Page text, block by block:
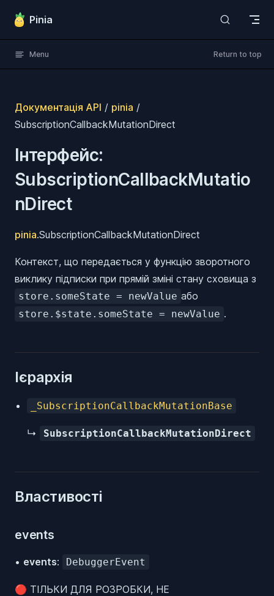
Skip to content
Pinia
Menu Return to top
Документація API / pinia /
SubscriptionCallbackMutationDirect
Інтерфейс:
SubscriptionCallbackMutatio
nDirect
pinia.SubscriptionCallbackMutationDirect
Контекст, що передається у функцію зворотного
виклику підписки при прямій зміні стану сховища з
store.someState = newValue або
store.$state.someState = newValue .
Ієрархія
_SubscriptionCallbackMutationBase
↳ SubscriptionCallbackMutationDirect
Властивості
events
• events: DebuggerEvent
🔴 ТІЛЬКИ ДЛЯ РОЗРОБКИ, НЕ